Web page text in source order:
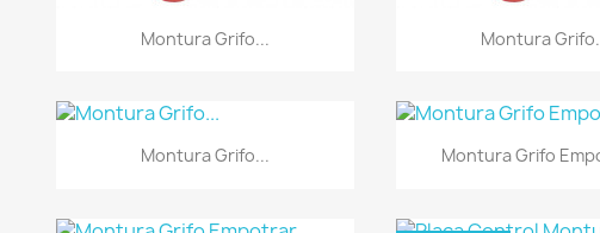
Vista rápida
Montura Grifo... Vista
Montura
Vista rápida
Montura Grifo... Vista
Montura Grifo